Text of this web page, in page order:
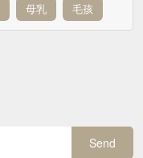
母乳 毛孩
Send